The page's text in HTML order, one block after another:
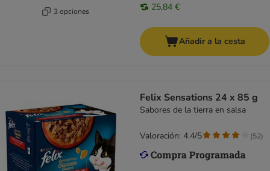
3 opciones 25,84 €
Añadir a la cesta
Felix Sensations 24 x 85 g
Sabores de la tierra en salsa
Valoración: 4.4/5 (52)